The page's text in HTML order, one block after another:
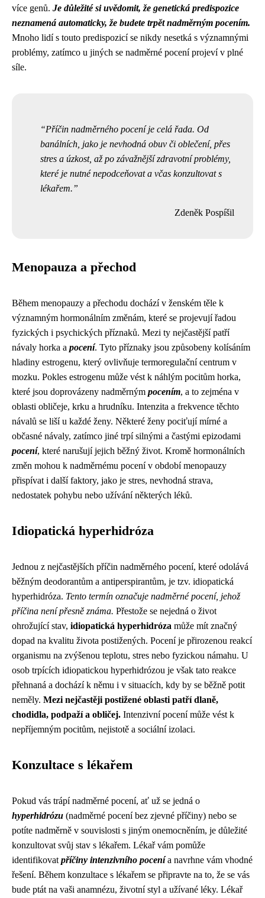
více genů. Je důležité si uvědomit, že genetická predispozice
neznamená automaticky, že budete trpět nadměrným pocením.
Mnoho lidí s touto predispozicí se nikdy nesetká s významnými
problémy, zatímco u jiných se nadměrné pocení projeví v plné
síle.
Příčin nadměrného pocení je celá řada. Od
banálních, jako je nevhodná obuv či oblečení, přes
stres a úzkost, až po závažnější zdravotní problémy,
které je nutné nepodceňovat a včas konzultovat s
lékařem.
Zdeněk Pospíšil
Menopauza a přechod
Během menopauzy a přechodu dochází v ženském těle k
významným hormonálním změnám, které se projevují řadou
fyzických i psychických příznaků. Mezi ty nejčastější patří
návaly horka a pocení. Tyto příznaky jsou způsobeny kolísáním
hladiny estrogenu, který ovlivňuje termoregulační centrum v
mozku. Pokles estrogenu může vést k náhlým pocitům horka,
které jsou doprovázeny nadměrným pocením, a to zejména v
oblasti obličeje, krku a hrudníku. Intenzita a frekvence těchto
návalů se liší u každé ženy. Některé ženy pociťují mírné a
občasné návaly, zatímco jiné trpí silnými a častými epizodami
pocení, které narušují jejich běžný život. Kromě hormonálních
změn mohou k nadměrnému pocení v období menopauzy
přispívat i další faktory, jako je stres, nevhodná strava,
nedostatek pohybu nebo užívání některých léků.
Idiopatická hyperhidróza
Jednou z nejčastějších příčin nadměrného pocení, které odolává
běžným deodorantům a antiperspirantům, je tzv. idiopatická
hyperhidróza. Tento termín označuje nadměrné pocení, jehož
příčina není přesně známa. Přestože se nejedná o život
ohrožující stav, idiopatická hyperhidróza může mít značný
dopad na kvalitu života postižených. Pocení je přirozenou reakcí
organismu na zvýšenou teplotu, stres nebo fyzickou námahu. U
osob trpících idiopatickou hyperhidrózou je však tato reakce
přehnaná a dochází k němu i v situacích, kdy by se běžně potit
neměly. Mezi nejčastěji postižené oblasti patří dlaně,
chodidla, podpaží a obličej. Intenzivní pocení může vést k
nepříjemným pocitům, nejistotě a sociální izolaci.
Konzultace s lékařem
Pokud vás trápí nadměrné pocení, ať už se jedná o
hyperhidrózu (nadměrné pocení bez zjevné příčiny) nebo se
potíte nadměrně v souvislosti s jiným onemocněním, je důležité
konzultovat svůj stav s lékařem. Lékař vám pomůže
identifikovat příčiny intenzivního pocenía navrhne vám vhodné
řešení. Během konzultace s lékařem se připravte na to, že se vás
bude ptát na vaši anamnézu, životní styl a užívané léky. Lékař